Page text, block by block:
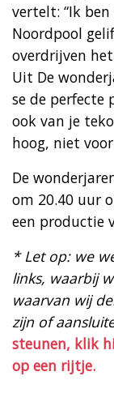
vertelt: “Ik
Noordpool
overdrijven
Uit De
se de perfecte
ook van je
hoog, niet
De
om 20.40 uur
een productie
* Let op: we
links, waarbij
waarvan wij
zijn of
steunen, klik
op een rijtje.